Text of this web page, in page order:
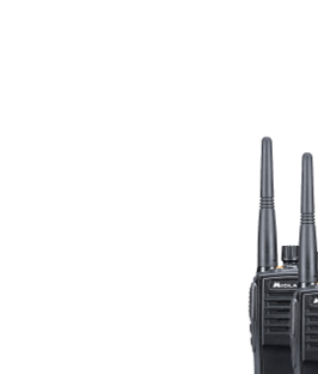
Auf Lager
C1145.S4